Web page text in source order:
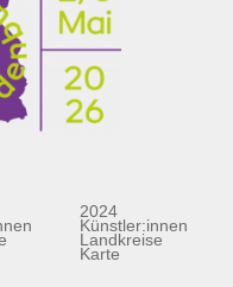
2024
Künstler:innen
Landkreise
Karte